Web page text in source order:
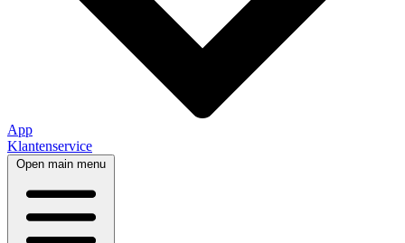
App
Klantenservice
Open main menu